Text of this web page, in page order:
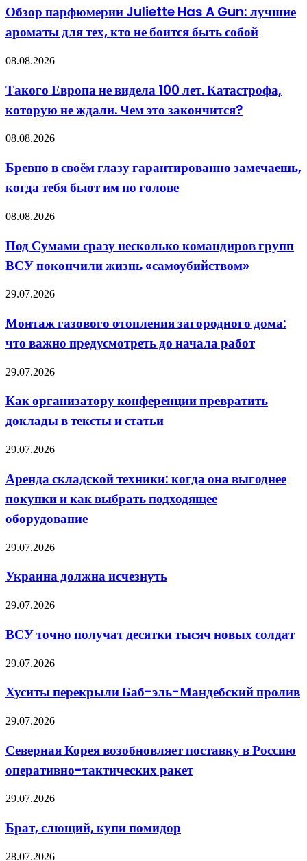
Juliette
Has
A
лучшие
тех,
кто
не
быть
Обзор парфюмерии Juliette Has A Gun: лучшие
ароматы для тех, кто не боится быть собой
Такого
не
видела
100
Катастрофа,
ждали.
Чем
это
08.08.2026
Такого Европа не видела 100 лет. Катастрофа,
которую не ждали. Чем это закончится?
Бревно
своём
глазу
гарантированно
когда
тебя
им
по
голове
08.08.2026
Бревно в своём глазу гарантированно замечаешь,
когда тебя бьют им по голове
Под
сразу
несколько
командиров
ВСУ
«самоубийством»
08.08.2026
Под Сумами сразу несколько командиров групп
ВСУ покончили жизнь «самоубийством»
Монтаж
отопления
загородного
дома:
важно
предусмотреть
начала
работ
29.07.2026
Монтаж газового отопления загородного дома:
что важно предусмотреть до начала работ
Как
конференции
превратить
доклады
тексты
29.07.2026
Как организатору конференции превратить
доклады в тексты и статьи
Аренда
техники:
когда
она
покупки
как
подходящее
оборудование
29.07.2026
Аренда складской техники: когда она выгоднее
покупки и как выбрать подходящее
оборудование
Украина
исчезнуть
29.07.2026
Украина должна исчезнуть
ВСУ
получат
десятки
новых
29.07.2026
ВСУ точно получат десятки тысяч новых солдат
Хуситы
Баб-
эль-
пролив
29.07.2026
Хуситы перекрыли Баб-эль-Мандебский пролив
Северная
возобновляет
поставку
в
оперативно-
29.07.2026
Северная Корея возобновляет поставку в Россию
оперативно-тактических ракет
Брат,
купи
помидор
29.07.2026
Брат, слющий, купи помидор
Виртуальная
28.07.2026